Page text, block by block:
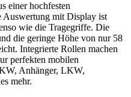
einer hochfesten
mit Display ist
wie die Tragegriffe. Die
die geringe Höhe von nur 58
Integrierte Rollen machen
perfekten mobilen
Anhänger, LKW,
mehr.